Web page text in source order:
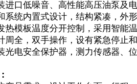
进口低噪音、高性能高压油泵及
系统内置式设计，结构紧凑，外
热模板温度分开控制，采用智能
周全，双手操作，设有紧急停止
光电安全保护器，测力传感器、